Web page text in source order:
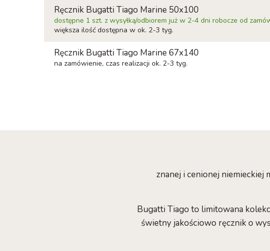
Ręcznik Bugatti Tiago Marine 50x100
dostępne 1 szt. z wysyłką/odbiorem już w 2-4 dni robocze od
większa ilość dostępna w ok. 2-3 tyg.
Ręcznik Bugatti Tiago Marine 67x140
na zamówienie, czas realizacji ok. 2-3 tyg.
znanej i cenionej niemieckiej
Bugatti Tiago to limitowana
świetny jakościowo ręcznik o